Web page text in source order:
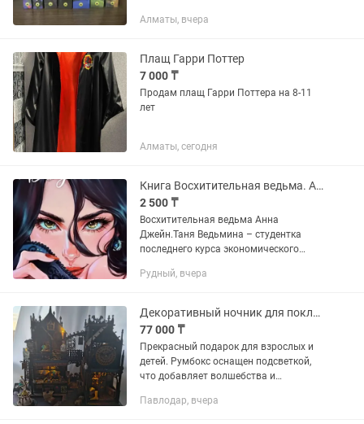
Алматы, вчера
Плащ Гарри Поттер
7 000 ₸
Продам плащ Гарри Поттера на 8-11
лет
Алматы, сегодня
Книга Восхитительная ведьма. Анна Джейн
2 500 ₸
Восхитительная ведьма Анна
Джейн.Таня Ведьмина – студентка
последнего курса экономического
Ведьма не только из-за говорящей
манипулирует...
Рудный, вчера
Декоративный ночник для поклонников саги Гарри Поттера
77 000 ₸
Прекрасный подарок для взрослых и
детей. Румбокс оснащен подсветкой,
что добавляет волшебства и
ночник. Изготовлен из прочного ABS
Павлодар, вчера